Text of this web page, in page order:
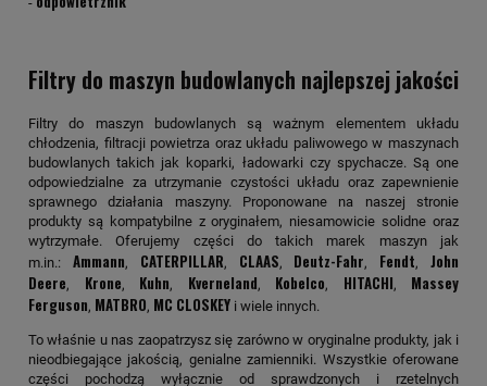
Filtry do maszyn budowlanych najlepszej jakości
Filtry do maszyn budowlanych są ważnym elementem układu
chłodzenia, filtracji powietrza oraz układu paliwowego w maszynach
budowlanych takich jak koparki, ładowarki czy spychacze. Są one
odpowiedzialne za utrzymanie czystości układu oraz zapewnienie
sprawnego działania maszyny. Proponowane na naszej stronie
produkty są kompatybilne z oryginałem, niesamowicie solidne oraz
wytrzymałe. Oferujemy części do takich marek maszyn jak
m.in.: Ammann, CATERPILLAR, CLAAS, Deutz-Fahr, Fendt,John
Deere, Krone, Kuhn, Kverneland, Kobelco, HITACHI, Massey
Ferguson, MATBRO, MC CLOSKEY i wiele innych.
To właśnie u nas zaopatrzysz się zarówno w oryginalne produkty, jak i
nieodbiegające jakością, genialne zamienniki. Wszystkie oferowane
części pochodzą wyłącznie od sprawdzonych i rzetelnych